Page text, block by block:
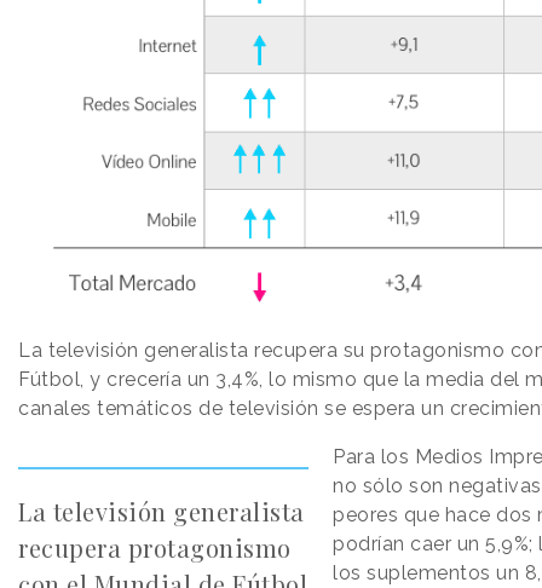
La televisión generalista recupera su protagonismo
Fútbol, y crecería un 3,4%, lo mismo que la media del
canales temáticos de televisión se espera un
La televisión generalista
recupera protagonismo
Para los Medios
no sólo son
peores que hace dos
podrían caer un
los suplementos un